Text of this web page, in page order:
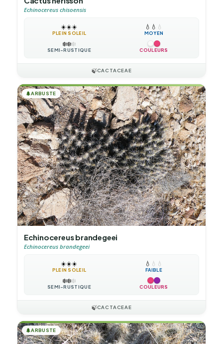
Echinocereus chisoensis
☀️☀️☀️
PLEIN SOLEIL
💧 💧 💧
MOYEN
❄️❄️❄️
SEMI-RUSTIQUE COULEURS
🍃CACTACEAE
🌲ARBUSTE
Echinocereus brandegeei
Echinocereus brandegeei
☀️☀️☀️
PLEIN SOLEIL
💧 💧 💧
FAIBLE
❄️❄️❄️
SEMI-RUSTIQUE COULEURS
🍃CACTACEAE
🌲ARBUSTE